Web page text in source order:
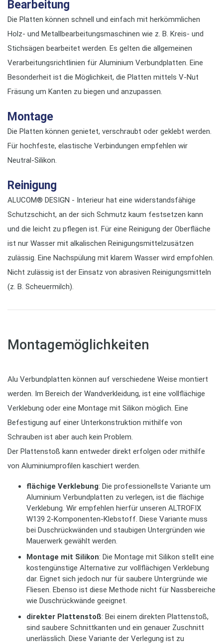
Bearbeitung
Die Platten können schnell und einfach mit herkömmlichen
Holz- und Metallbearbeitungsmaschinen wie z. B. Kreis- und
Stichsägen bearbeitet werden. Es gelten die allgemeinen
Verarbeitungsrichtlinien für Aluminium Verbundplatten. Eine
Besonderheit ist die Möglichkeit, die Platten mittels V-Nut
Fräsung um Kanten zu biegen und anzupassen.
Montage
Die Platten können genietet, verschraubt oder geklebt werden.
Für hochfeste, elastische Verbindungen empfehlen wir
Neutral-Silikon.
Reinigung
ALUCOM® DESIGN - Interieur hat eine widerstandsfähige
Schutzschicht, an der sich Schmutz kaum festsetzen kann
und die leicht zu pflegen ist. Für eine Reinigung der Oberfläche
ist nur Wasser mit alkalischen Reinigungsmittelzusätzen
zulässig. Eine Nachspülung mit klarem Wasser wird empfohlen.
Nicht zulässig ist der Einsatz von abrasiven Reinigungsmitteln
(z. B. Scheuermilch).
Montagemöglichkeiten
Alu Verbundplatten können auf verschiedene Weise montiert
werden. Im Bereich der Wandverkleidung, ist eine vollflächige
Verklebung oder eine Montage mit Silikon möglich. Eine
Befestigung auf einer Unterkonstruktion mithilfe von
Schrauben ist aber auch kein Problem.
Der Plattenstoß kann entweder direkt erfolgen oder mithilfe
von Aluminiumprofilen kaschiert werden.
flächige Verklebung: Die professionellste Variante um
Aluminium Verbundplatten zu verlegen, ist die flächige
Verklebung. Wir empfehlen hierfür unseren ALTROFIX
W139 2-Komponenten-Klebstoff. Diese Variante muss
bei Duschrückwänden und staubigen Untergründen wie
Mauerwerk gewählt werden.
Montage mit Silikon: Die Montage mit Silikon stellt eine
kostengünstige Alternative zur vollflächigen Verklebung
dar. Eignet sich jedoch nur für saubere Untergründe wie
Fliesen. Ebenso ist diese Methode nicht für Nassbereiche
wie Duschrückwände geeignet.
direkter Plattenstoß: Bei einem direkten Plattenstoß,
sind saubere Schnittkanten und ein genauer Zuschnitt
unerlässlich. Diese Variante der Verlegung ist zu